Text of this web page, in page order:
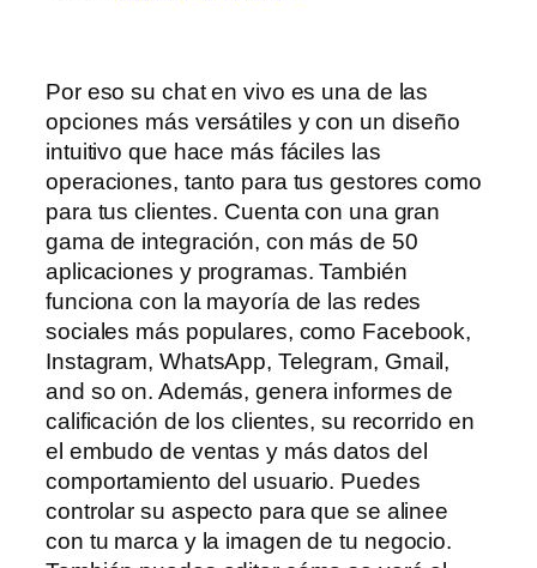
Por eso su chat en vivo es una de las
opciones más versátiles y con un diseño
intuitivo que hace más fáciles las
operaciones, tanto para tus gestores como
para tus clientes. Cuenta con una gran
gama de integración, con más de 50
aplicaciones y programas. También
funciona con la mayoría de las redes
sociales más populares, como Facebook,
Instagram, WhatsApp, Telegram, Gmail,
and so on. Además, genera informes de
calificación de los clientes, su recorrido en
el embudo de ventas y más datos del
comportamiento del usuario. Puedes
controlar su aspecto para que se alinee
con tu marca y la imagen de tu negocio.